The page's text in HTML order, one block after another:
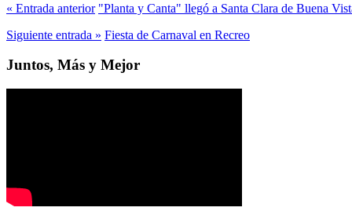
« Entrada anterior "Planta y Canta" llegó a Santa Clara de Buena
Siguiente entrada » Fiesta de Carnaval en Recreo
Juntos, Más y Mejor